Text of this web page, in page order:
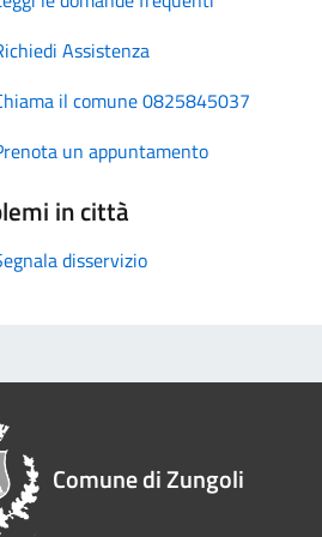
Assistenza
il comune 0825845037
un appuntamento
in città
disservizio
Comune di Zungoli